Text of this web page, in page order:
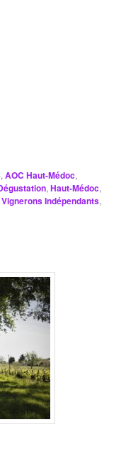
,AOC Haut-Médoc,
,Haut-Médoc,
Vignerons Indépendants,